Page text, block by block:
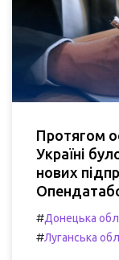
Протягом
Україні
нових
#Донецька
#Луганська